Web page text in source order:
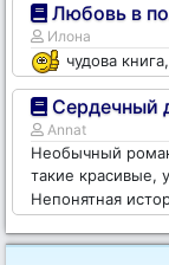
Любовь в
Илона
чудова
Сердечный
Annat
Необычный
такие красивые,
Непонятная